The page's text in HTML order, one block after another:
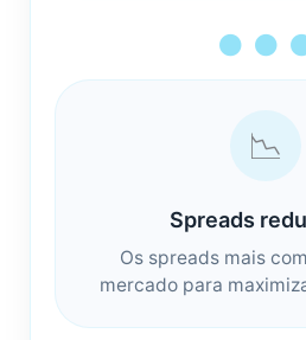
● ●
📉
Spreads
Os spreads mais
mercado para